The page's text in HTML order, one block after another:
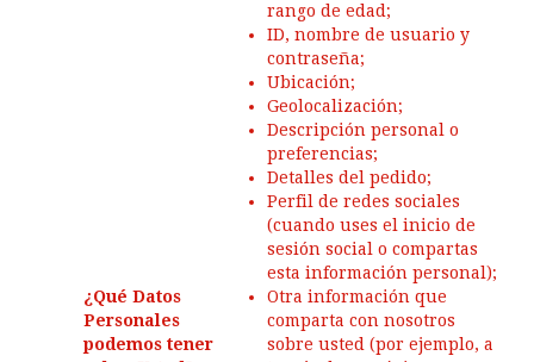
¿Qué Datos
Personales
podemos tener
rango de edad;
ID, nombre de usuario y
contraseña;
Ubicación;
Geolocalización;
Descripción personal o
preferencias;
Detalles del pedido;
Perfil de redes sociales
(cuando uses el inicio de
sesión social o compartas
esta información personal);
Otra información que
comparta con nosotros
sobre usted (por ejemplo, a